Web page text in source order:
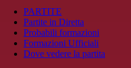
PARTITE
Partite in Diretta
Probabili formazioni
Formazioni Ufficiali
Dove vedere la partita